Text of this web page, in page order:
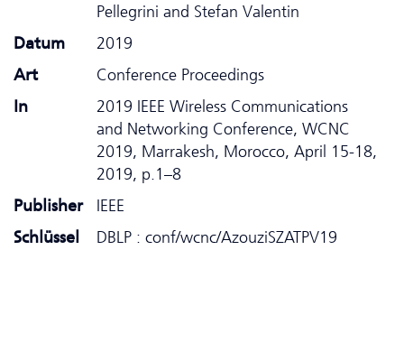
Pellegrini and Stefan Valentin
Datum
2019
Art
Conference Proceedings
In
2019 IEEE Wireless Communications
and Networking Conference, WCNC
2019, Marrakesh, Morocco, April 15-18,
2019, p.1–8
Publisher
IEEE
Schlüssel
DBLP : conf/wcnc/AzouziSZATPV19